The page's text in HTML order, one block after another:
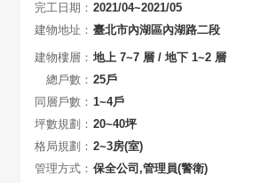
完工日期： 2021/04~2021/05
建物地址： 臺北市內湖區內湖路二段
建物樓層： 地上 7~7 層 / 地下 1~2 層
總戶數： 25戶
同層戶數： 1~4戶
坪數規劃： 20~40坪
格局規劃： 2~3房(室)
管理方式： 保全公司,管理員(警衛)